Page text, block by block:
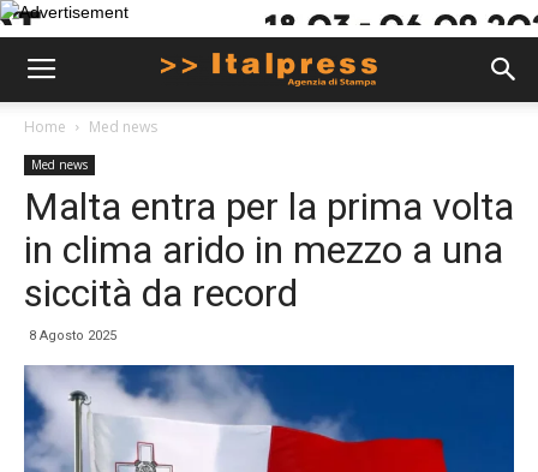
Home Med news
Med news
Malta entra per la prima volta
in clima arido in mezzo a una
siccità da record
8 Agosto 2025